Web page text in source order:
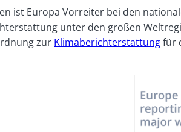
ist Europa Vorreiter bei den
unter den großen
zur Klimaberichterstattungfür